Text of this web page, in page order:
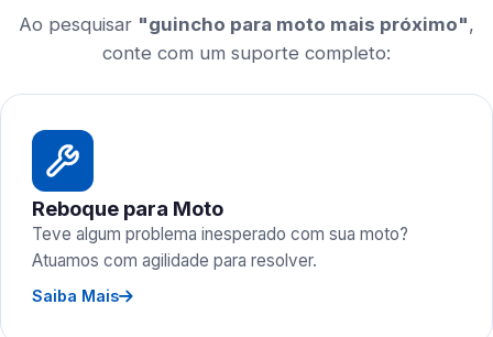
Ao pesquisar "guincho para moto mais próximo",
conte com um suporte completo:
Reboque para Moto
Teve algum problema inesperado com sua moto?
Atuamos com agilidade para resolver.
Saiba Mais